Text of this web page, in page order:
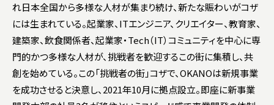
れ日本全国から多様な人材が集まり続け、新たな賑わいがコザ
には生まれている。起業家、ITエンジニア、クリエイター、教育家、
建築家、飲食関係者、起業家・Tech（IT）コミュニティを中心に専
門的かつ多様な人材が、挑戦者を歓迎するこの街に集積し、共
創を始めている。この「挑戦者の街」コザで、OKANOは新規事業
を成功させると決意し、2021年10⽉に拠点設⽴。即座に新事業